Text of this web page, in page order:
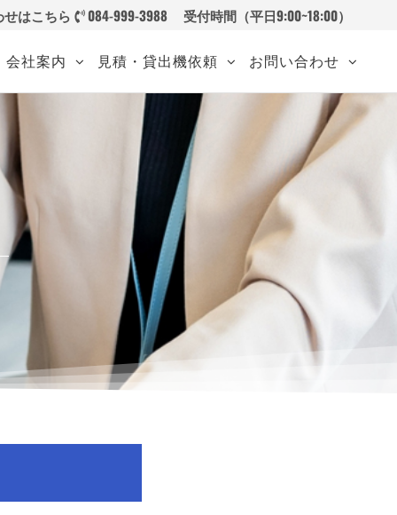
はこちら 084-999-3988 受付時間（平日9:00~18:00）
会社案内 見積・貸出機依頼 お問い合わせ